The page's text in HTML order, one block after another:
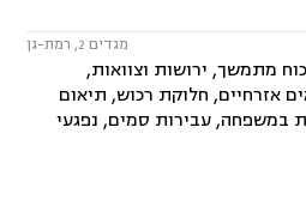
מגדים 2, רמת-גן
מתמשך, ירושות וצוואות,
אזרחיים, חלוקת רכוש, תיאום
במשפחה, עבירות סמים, נפגעי